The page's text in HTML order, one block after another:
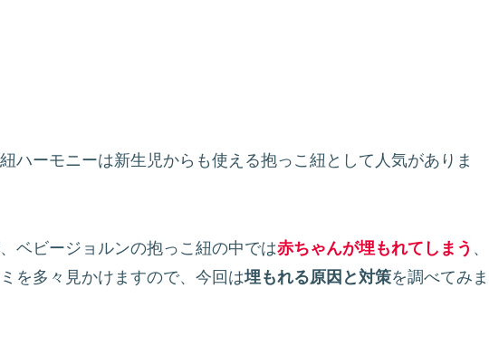
ハーモニーは新生児からも使える抱っこ紐として人気がありま
ベビージョルンの抱っこ紐の中では赤ちゃんが埋もれてしまう 、
を多々見かけますので、今回は埋もれる原因と対策を調べてみま